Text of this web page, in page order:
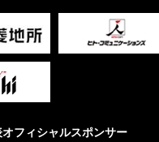
フィシャルスポンサー